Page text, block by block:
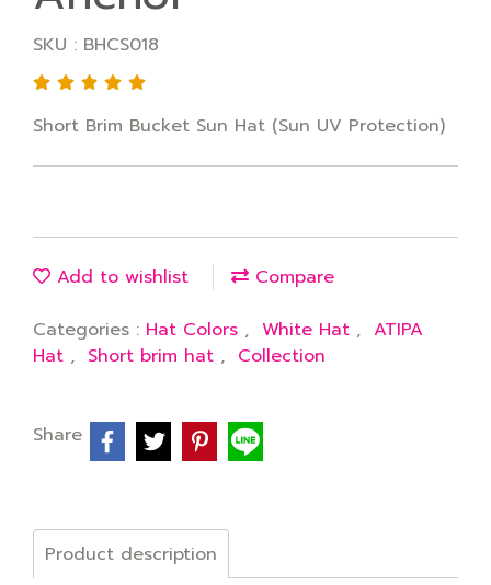
SKU : BHCS018
Short Brim Bucket Sun Hat (Sun UV Protection)
Add to wishlist
Compare
Categories : Hat Colors , White Hat , ATIPA
Hat , Short brim hat , Collection
Share
Product description